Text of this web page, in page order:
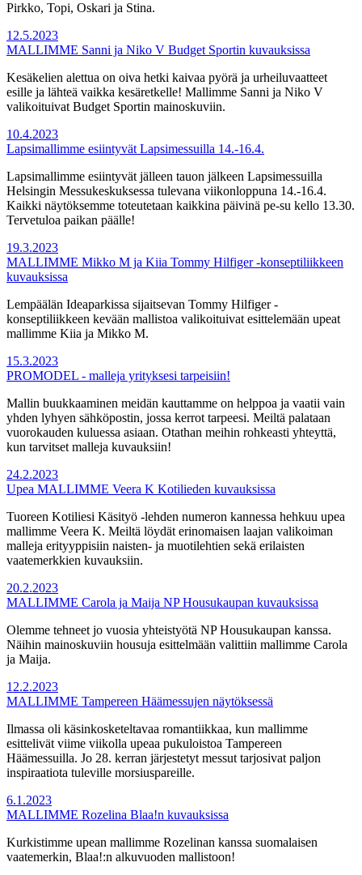
Pirkko, Topi, Oskari ja Stina.
12.5.2023
MALLIMME Sanni ja Niko V Budget Sportin kuvauksissa
Kesäkelien alettua on oiva hetki kaivaa pyörä ja urheiluvaatteet
esille ja lähteä vaikka kesäretkelle! Mallimme Sanni ja Niko V
valikoituivat Budget Sportin mainoskuviin.
10.4.2023
Lapsimallimme esiintyvät Lapsimessuilla 14.-16.4.
Lapsimallimme esiintyvät jälleen tauon jälkeen Lapsimessuilla
Helsingin Messukeskuksessa tulevana viikonloppuna 14.-16.4.
Kaikki näytöksemme toteutetaan kaikkina päivinä pe-su kello 13.30.
Tervetuloa paikan päälle!
19.3.2023
MALLIMME Mikko M ja Kiia Tommy Hilfiger -konseptiliikkeen
kuvauksissa
Lempäälän Ideaparkissa sijaitsevan Tommy Hilfiger -
konseptiliikkeen kevään mallistoa valikoituivat esittelemään upeat
mallimme Kiia ja Mikko M.
15.3.2023
PROMODEL - malleja yrityksesi tarpeisiin!
Mallin buukkaaminen meidän kauttamme on helppoa ja vaatii vain
yhden lyhyen sähköpostin, jossa kerrot tarpeesi. Meiltä palataan
vuorokauden kuluessa asiaan. Otathan meihin rohkeasti yhteyttä,
kun tarvitset malleja kuvauksiin!
24.2.2023
Upea MALLIMME Veera K Kotilieden kuvauksissa
Tuoreen Kotiliesi Käsityö -lehden numeron kannessa hehkuu upea
mallimme Veera K. Meiltä löydät erinomaisen laajan valikoiman
malleja erityyppisiin naisten- ja muotilehtien sekä erilaisten
vaatemerkkien kuvauksiin.
20.2.2023
MALLIMME Carola ja Maija NP Housukaupan kuvauksissa
Olemme tehneet jo vuosia yhteistyötä NP Housukaupan kanssa.
Näihin mainoskuviin housuja esittelmään valittiin mallimme Carola
ja Maija.
12.2.2023
MALLIMME Tampereen Häämessujen näytöksessä
Ilmassa oli käsinkosketeltavaa romantiikkaa, kun mallimme
esittelivät viime viikolla upeaa pukuloistoa Tampereen
Häämessuilla. Jo 28. kerran järjestetyt messut tarjosivat paljon
inspiraatiota tuleville morsiuspareille.
6.1.2023
MALLIMME Rozelina Blaa!n kuvauksissa
Kurkistimme upean mallimme Rozelinan kanssa suomalaisen
vaatemerkin, Blaa!:n alkuvuoden mallistoon!